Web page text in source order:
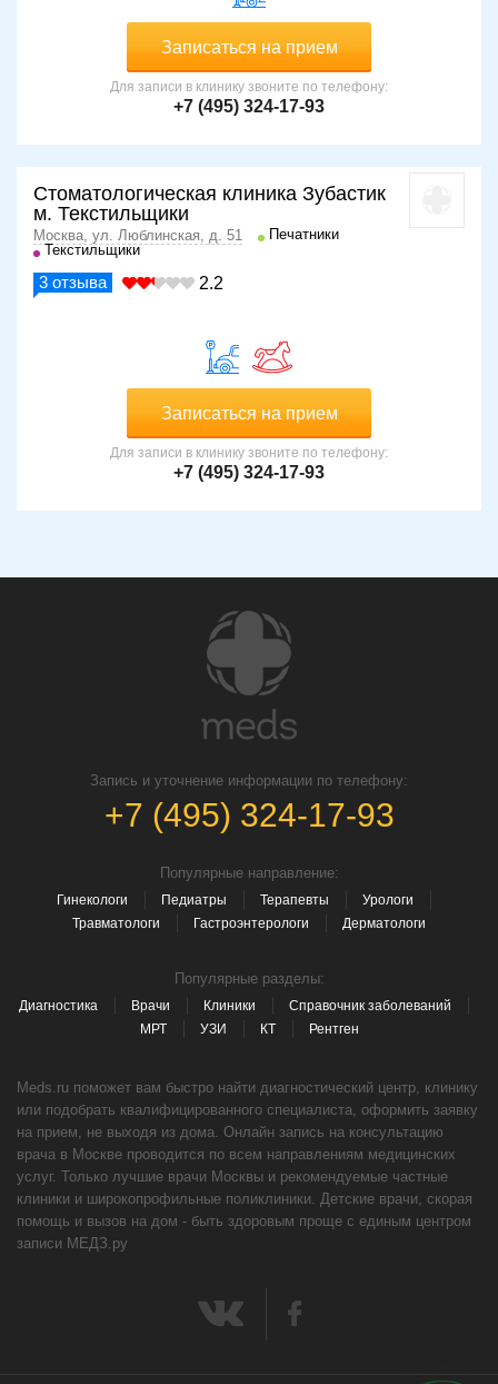
Записаться на прием
Для записи в клинику звоните по телефону:
+7 (495) 324-17-93
Стоматологическая клиника Зубастик
м. Текстильщики
Москва, ул. Люблинская, д. 51
Печатники
Текстильщики
3 отзыва 2.2
Записаться на прием
Для записи в клинику звоните по телефону:
+7 (495) 324-17-93
Запись и уточнение информации по телефону:
+7 (495) 324-17-93
Популярные направление:
Гинекологи Педиатры Терапевты
Урологи
Травматологи
Гастроэнтерологи Дерматологи
Популярные разделы:
Диагностика Врачи Клиники
Справочник заболеваний
МРТ
УЗИ КТ Рентген
Meds.ru поможет вам быстро найти диагностический центр, клинику
или подобрать квалифицированного специалиста, оформить заявку
на прием, не выходя из дома. Онлайн запись на консультацию
врача в Москве проводится по всем направлениям медицинских
услуг. Только лучшие врачи Москвы и рекомендуемые частные
клиники и широкопрофильные поликлиники. Детские врачи, скорая
помощь и вызов на дом - быть здоровым проще с единым центром
записи МЕДЗ.ру